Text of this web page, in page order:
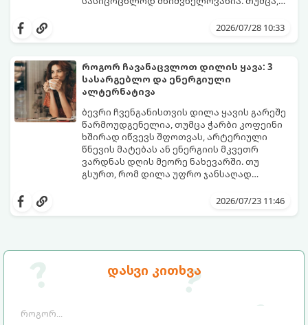
დასვი კითხვა
უბრალოდ ჩვევის არქონის გამო, დღის
გამოწვევად რჩება.
დალევა ან მისი გემო მოსაწყენი
დაგეხმარებათ, წყლის სმა
ყოველდღიურ, სასიამოვნო ჩვევად
აქციოთ.
2026/07/28 10:33
როგორ ჩავანაცვლოთ დილის ყავა: 3
სასარგებლო და ენერგიული
ალტერნატივა
ბევრი ჩვენგანისთვის დილა ყავის გარეშე
წარმოუდგენელია, თუმცა ჭარბი კოფეინი
ხშირად იწვევს შფოთვას, არტერიული
წნევის მატებას ან ენერგიის მკვეთრ
ვარდნას დღის მეორე ნახევარში. თუ
გსურთ, რომ დილა უფრო ჯანსაღად
შეინარჩუნოთ, ექსპერტები ყავის სამ
თქვენთვის სასურველი სასმელი:2026/07/23 11:46